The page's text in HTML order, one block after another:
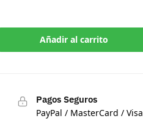
Añadir al carrito
Pagos Seguros
PayPal / MasterCard / Visa